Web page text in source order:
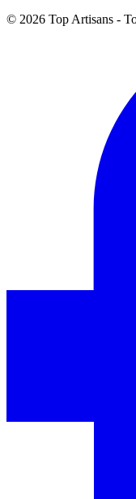
© 2026 Top Artisans -